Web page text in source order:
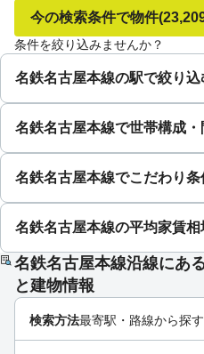
今の検索条件で物件
条件を絞り込みませんか？
名鉄名古屋本線の駅で絞り込
名鉄名古屋本線で世帯構成
名鉄名古屋本線でこだわり
名鉄名古屋本線の平均家賃
名鉄名古屋本線沿線にあ
と建物情報
検索方法最寄駅・路線から探す